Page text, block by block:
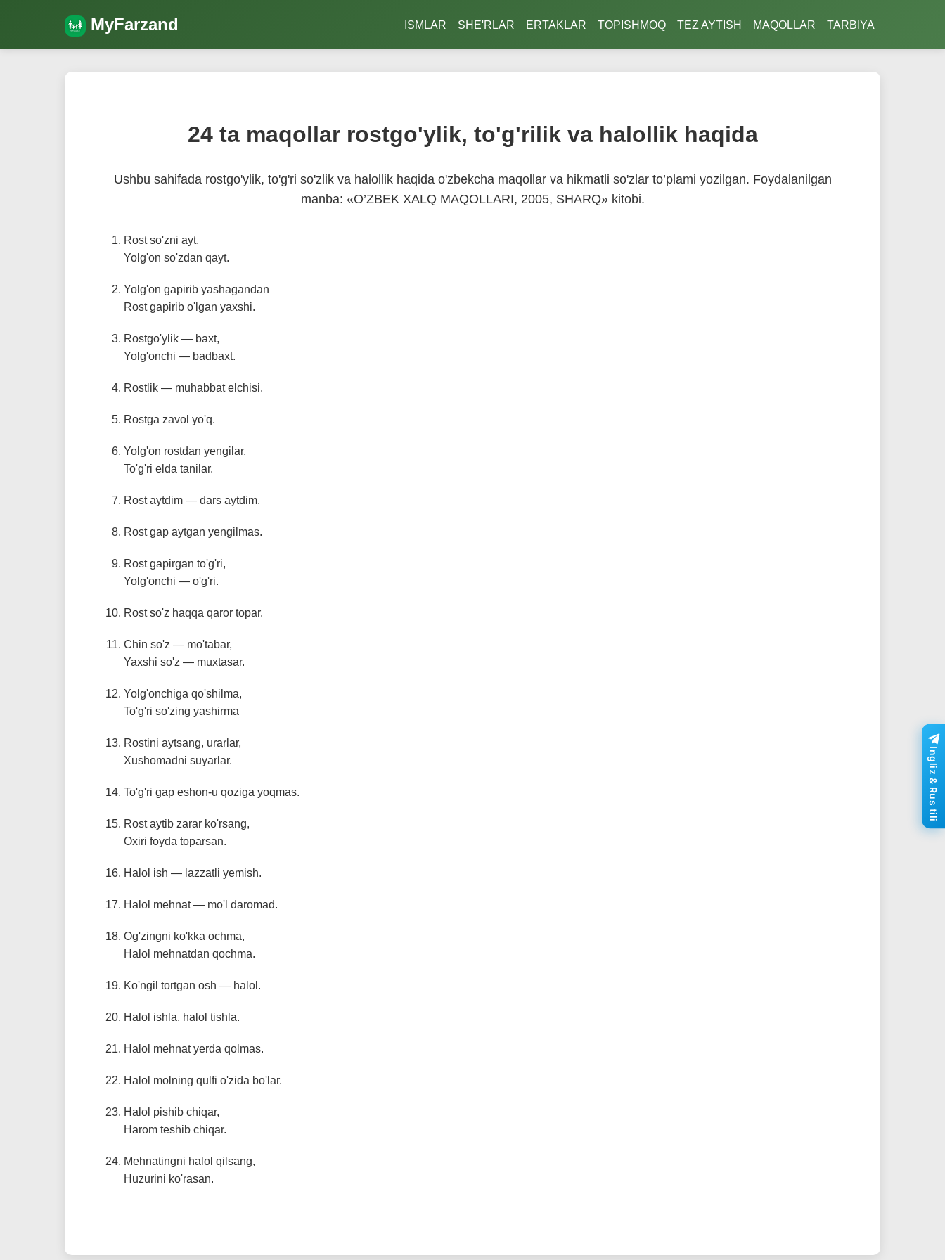
MyFarzand ISMLAR SHE'RLAR ERTAKLAR TOPISHMOQ TEZ AYTISH MAQOLLAR TARBIYA
24 ta maqollar rostgo'ylik, to'g'rilik va halollik haqida
Ushbu sahifada rostgo'ylik, to'g'ri so'zlik va halollik haqida o'zbekcha maqollar va hikmatli so'zlar to’plami yozilgan. Foydalanilgan
manba: «O’ZBEK XALQ MAQOLLARI, 2005, SHARQ» kitobi.
Rost so'zni ayt,
Yolg'on so'zdan qayt.
Yolg'on gapirib yashagandan
Rost gapirib o'lgan yaxshi.
Rostgo'ylik — baxt,
Yolg'onchi — badbaxt.
Rostlik — muhabbat elchisi.
Rostga zavol yo'q.
Yolg'on rostdan yengilar,
To'g'ri elda tanilar.
Rost aytdim — dars aytdim.
Rost gap aytgan yengilmas.
Rost gapirgan to'g'ri,
Yolg'onchi — o'g'ri.
Rost so'z haqqa qaror topar.
Chin so'z — mo'tabar,
Yaxshi so'z — muxtasar.
Yolg'onchiga qo'shilma,
To'g'ri so'zing yashirma
Rostini aytsang, urarlar,
Xushomadni suyarlar.
To'g'ri gap eshon-u qoziga yoqmas.
Rost aytib zarar ko'rsang,
Oxiri foyda toparsan.
Halol ish — lazzatli yemish.
Halol mehnat — mo'l daromad.
Og'zingni ko'kka ochma,
Halol mehnatdan qochma.
Ko'ngil tortgan osh — halol.
Halol ishla, halol tishla.
Halol mehnat yerda qolmas.
Halol molning qulfi o'zida bo'lar.
Halol pishib chiqar,
Harom teshib chiqar.
Mehnatingni halol qilsang,
Huzurini ko'rasan.
Ingliz & Rus tili